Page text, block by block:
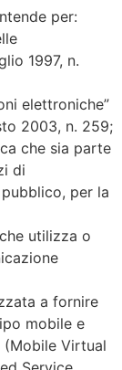
per:
1997, n.
elettroniche”
2003, n. 259;
che sia parte
di
per la
utilizza o
a fornire
mobile e
(Mobile Virtual